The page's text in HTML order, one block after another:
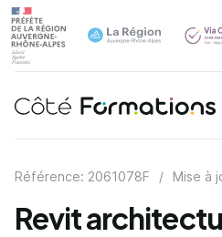
Référence: 2061078F / Mise à
Revit